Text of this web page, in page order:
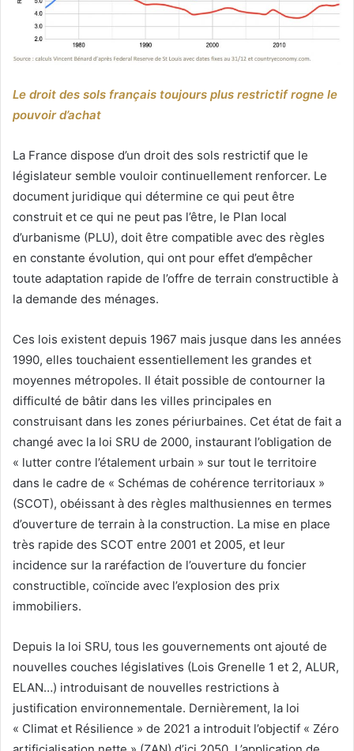
Le droit des sols français toujours plus restrictif rogne le
pouvoir d’achat
La France dispose d’un droit des sols restrictif que le
législateur semble vouloir continuellement renforcer. Le
document juridique qui détermine ce qui peut être
construit et ce qui ne peut pas l’être, le Plan local
d’urbanisme (PLU), doit être compatible avec des règles
en constante évolution, qui ont pour effet d’empêcher
toute adaptation rapide de l’offre de terrain constructible à
la demande des ménages.
Ces lois existent depuis 1967 mais jusque dans les années
1990, elles touchaient essentiellement les grandes et
moyennes métropoles. Il était possible de contourner la
difficulté de bâtir dans les villes principales en
construisant dans les zones périurbaines. Cet état de fait a
changé avec la loi SRU de 2000, instaurant l’obligation de
« lutter contre l’étalement urbain » sur tout le territoire
dans le cadre de « Schémas de cohérence territoriaux »
(SCOT), obéissant à des règles malthusiennes en termes
d’ouverture de terrain à la construction. La mise en place
très rapide des SCOT entre 2001 et 2005, et leur
incidence sur la raréfaction de l’ouverture du foncier
constructible, coïncide avec l’explosion des prix
immobiliers.
Depuis la loi SRU, tous les gouvernements ont ajouté de
nouvelles couches législatives (Lois Grenelle 1 et 2, ALUR,
ELAN…) introduisant de nouvelles restrictions à
justification environnementale. Dernièrement, la loi
« Climat et Résilience » de 2021 a introduit l’objectif « Zéro